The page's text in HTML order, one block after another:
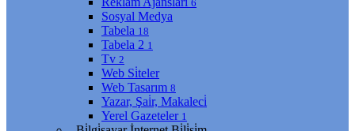
6
Sosyal Medya
Tabela 18
Tabela 2 1
Tv 2
Web Si̇teler
Web Tasarım 8
Yazar, Şai̇r, Makaleci̇
Yerel Gazeteler 1